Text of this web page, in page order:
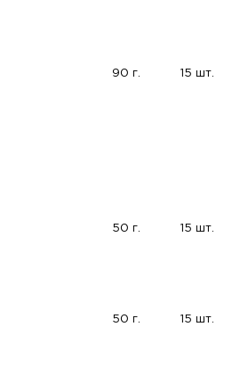
90 г. 15 шт.
50 г. 15 шт.
50 г. 15 шт.